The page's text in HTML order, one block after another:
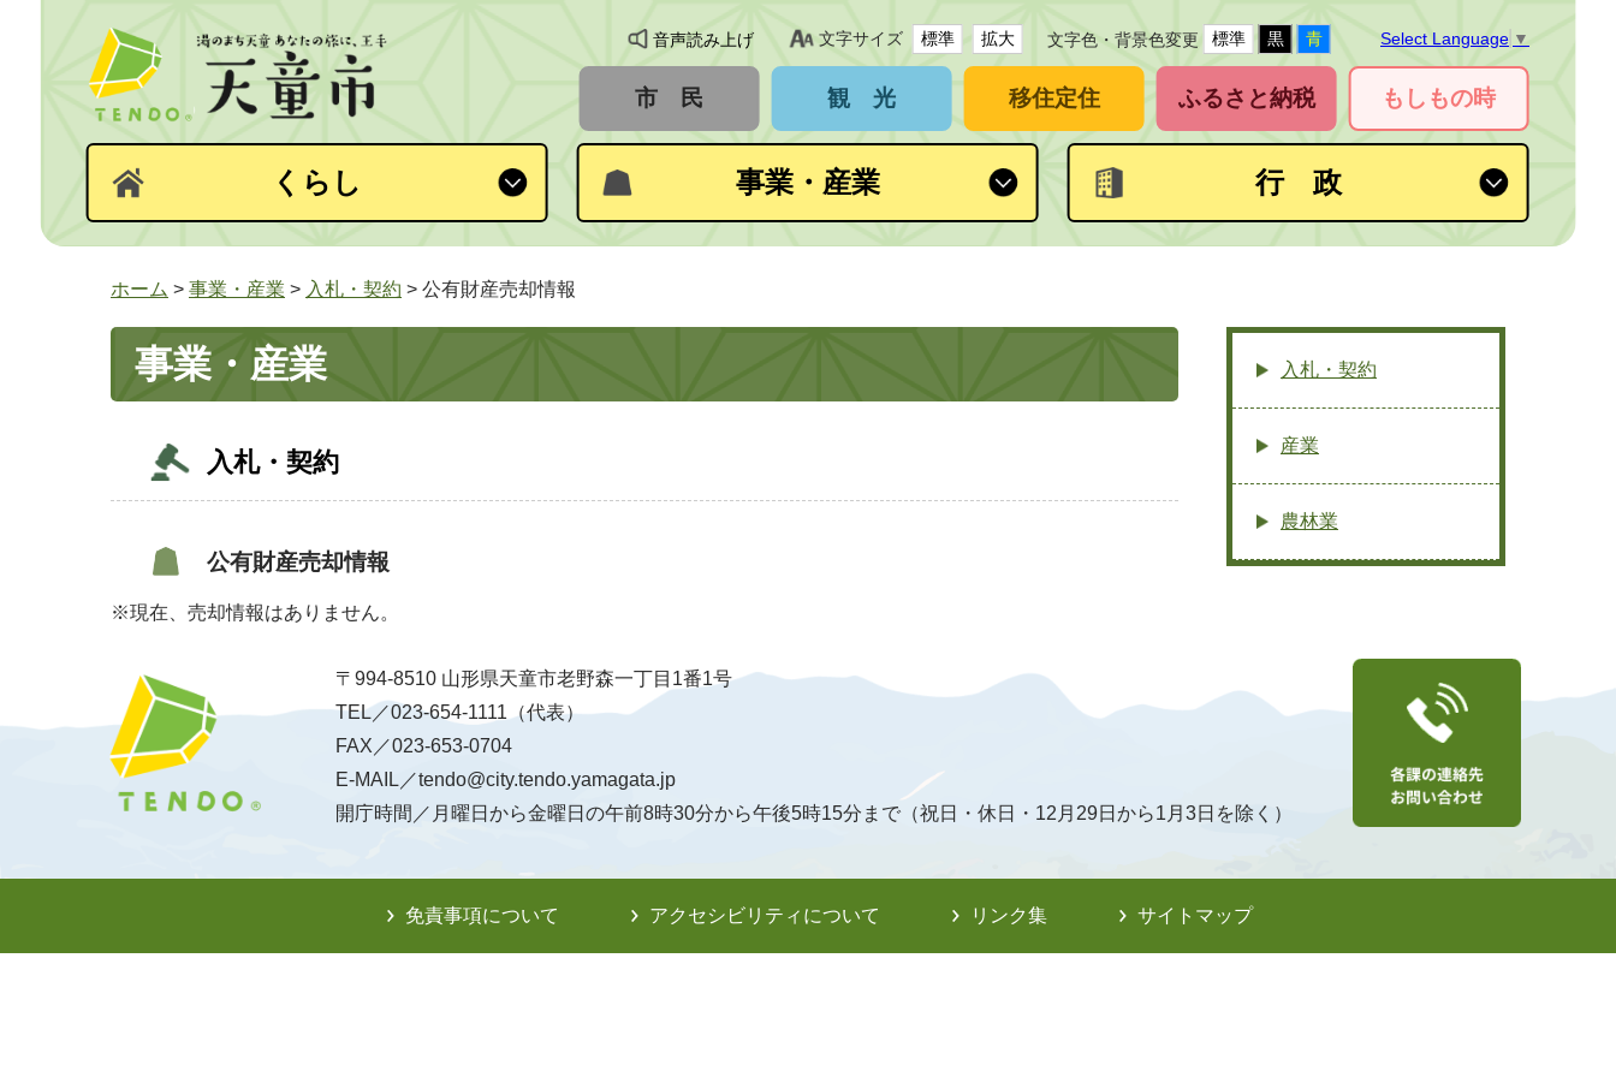
音声読み上げ 文字サイズ 標準 拡大 文字色・背景色変更 標準 黒 青 Select Language ▼
市 民 観 光 移住定住 ふるさと納税 もしもの時
くらし 事業・産業 行 政
ホーム > 事業・産業 > 入札・契約 > 公有財産売却情報
事業・産業
入札・契約
公有財産売却情報
※現在、売却情報はありません。
入札・契約
産業
農林業
〒994-8510 山形県天童市老野森一丁目1番1号
TEL／023-654-1111（代表）
FAX／023-653-0704
E-MAIL／tendo@city.tendo.yamagata.jp
開庁時間／月曜日から金曜日の午前8時30分から午後5時15分まで（祝日・休日・12月29日から1月3日を除く）
免責事項について アクセシビリティについて リンク集 サイトマップ